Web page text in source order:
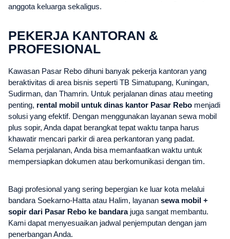
anggota keluarga sekaligus.
PEKERJA KANTORAN &
PROFESIONAL
Kawasan Pasar Rebo dihuni banyak pekerja kantoran yang
beraktivitas di area bisnis seperti TB Simatupang, Kuningan,
Sudirman, dan Thamrin. Untuk perjalanan dinas atau meeting
penting, rental mobil untuk dinas kantor Pasar Rebo menjadi
solusi yang efektif. Dengan menggunakan layanan sewa mobil
plus sopir, Anda dapat berangkat tepat waktu tanpa harus
khawatir mencari parkir di area perkantoran yang padat.
Selama perjalanan, Anda bisa memanfaatkan waktu untuk
mempersiapkan dokumen atau berkomunikasi dengan tim.
Bagi profesional yang sering bepergian ke luar kota melalui
bandara Soekarno-Hatta atau Halim, layanan sewa mobil +
sopir dari Pasar Rebo ke bandarajuga sangat membantu.
Kami dapat menyesuaikan jadwal penjemputan dengan jam
penerbangan Anda.